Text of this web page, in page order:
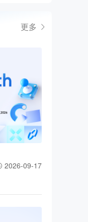
更多
2026-09-17